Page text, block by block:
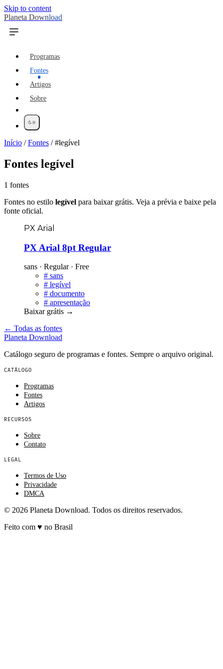
Skip to content
Planeta Download
Programas
Fontes
Artigos
Sobre
Início /Fontes /#legível
Fontes legível
1 fontes
Fontes no estilo legível para baixar grátis. Veja a prévia e baixe pela
fonte oficial.
PX Arial
PX Arial 8pt Regular
sans · Regular · Free
# sans
# legível
# documento
# apresentação
Baixar grátis →
← Todas as fontes
Planeta Download
Catálogo seguro de programas e fontes. Sempre o arquivo original.
CATÁLOGO
Programas
Fontes
Artigos
RECURSOS
Sobre
Contato
LEGAL
Termos de Uso
Privacidade
DMCA
© 2026 Planeta Download. Todos os direitos reservados.
Feito com ♥ no Brasil